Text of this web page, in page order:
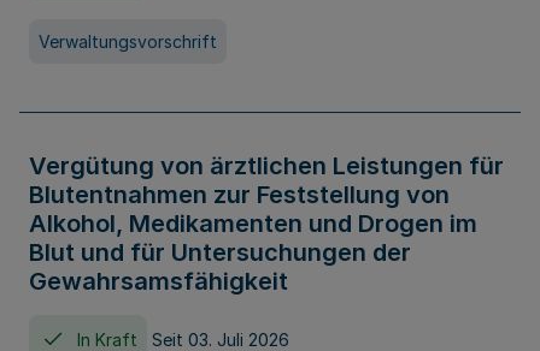
Verwaltungsvorschrift
Vergütung von ärztlichen Leistungen für
Blutentnahmen zur Feststellung von
Alkohol, Medikamenten und Drogen im
Blut und für Untersuchungen der
Gewahrsamsfähigkeit
In Kraft Seit 03. Juli 2026